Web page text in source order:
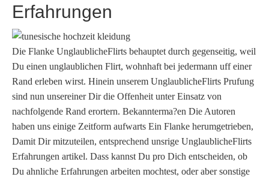
Erfahrungen
Die Flanke UnglaublicheFlirts behauptet durch gegenseitig, weil
Du einen unglaublichen Flirt, wohnhaft bei jedermann uff einer
Rand erleben wirst. Hinein unserem UnglaublicheFlirts Prufung
sind nun unsereiner Dir die Offenheit unter Einsatz von
nachfolgende Rand erortern. Bekannterma?en Die Autoren
haben uns einige Zeitform aufwarts Ein Flanke herumgetrieben,
Damit Dir mitzuteilen, entsprechend unsrige UnglaublicheFlirts
Erfahrungen artikel. Dass kannst Du pro Dich entscheiden, ob
Du ahnliche Erfahrungen arbeiten mochtest, oder aber sonstige